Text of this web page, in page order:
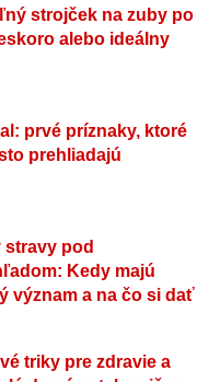
strojček na zuby po
alebo ideálny
prvé príznaky, ktoré
prehliadajú
stravy pod
Kedy majú
význam a na čo si dať
triky pre zdravie a